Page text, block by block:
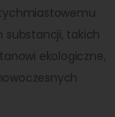
substancji, takich
ekologiczne,